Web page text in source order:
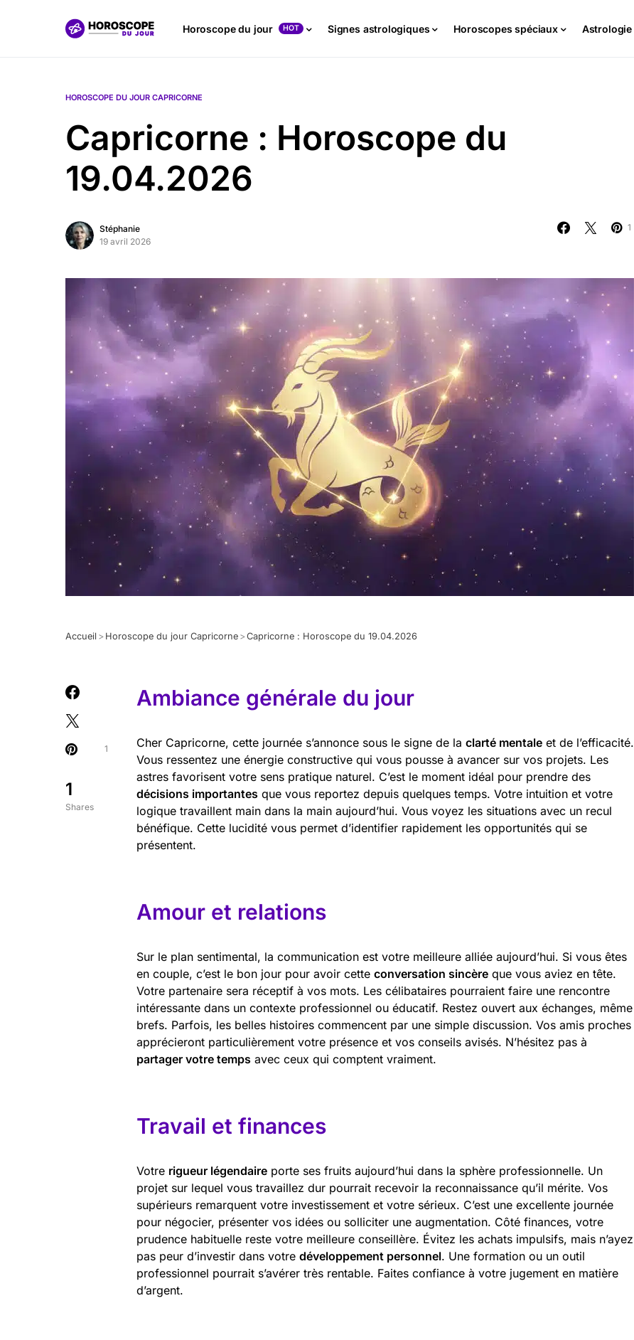
Horoscope du jour HOT Signes astrologiques Horoscopes spéciaux Astrologie
HOROSCOPE DU JOUR CAPRICORNE
Capricorne : Horoscope du
19.04.2026
Stéphanie
19 avril 2026
1
Accueil > Horoscope du jour Capricorne >Capricorne : Horoscope du 19.04.2026
1
Shares
1
Ambiance générale du jour
Cher Capricorne, cette journée s’annonce sous le signe de la clarté mentale et de l’efficacité.
Vous ressentez une énergie constructive qui vous pousse à avancer sur vos projets. Les
astres favorisent votre sens pratique naturel. C’est le moment idéal pour prendre des
décisions importantes que vous reportez depuis quelques temps. Votre intuition et votre
logique travaillent main dans la main aujourd’hui. Vous voyez les situations avec un recul
bénéfique. Cette lucidité vous permet d’identifier rapidement les opportunités qui se
présentent.
Amour et relations
Sur le plan sentimental, la communication est votre meilleure alliée aujourd’hui. Si vous êtes
en couple, c’est le bon jour pour avoir cette conversation sincère que vous aviez en tête.
Votre partenaire sera réceptif à vos mots. Les célibataires pourraient faire une rencontre
intéressante dans un contexte professionnel ou éducatif. Restez ouvert aux échanges, même
brefs. Parfois, les belles histoires commencent par une simple discussion. Vos amis proches
apprécieront particulièrement votre présence et vos conseils avisés. N’hésitez pas à
partager votre temps avec ceux qui comptent vraiment.
Travail et finances
Votre rigueur légendaire porte ses fruits aujourd’hui dans la sphère professionnelle. Un
projet sur lequel vous travaillez dur pourrait recevoir la reconnaissance qu’il mérite. Vos
supérieurs remarquent votre investissement et votre sérieux. C’est une excellente journée
pour négocier, présenter vos idées ou solliciter une augmentation. Côté finances, votre
prudence habituelle reste votre meilleure conseillère. Évitez les achats impulsifs, mais n’ayez
pas peur d’investir dans votre développement personnel. Une formation ou un outil
professionnel pourrait s’avérer très rentable. Faites confiance à votre jugement en matière
d’argent.